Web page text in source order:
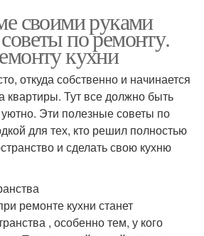
своими руками
по ремонту.
кухни
откуда собственно и начинается
квартиры. Тут все должно быть
Эти полезные советы по
для тех, кто решил полностью
и сделать свою кухню
ремонте кухни станет
, особенно тем, у кого